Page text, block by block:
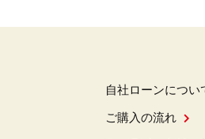
自社ローンについ
ご購入の流れ